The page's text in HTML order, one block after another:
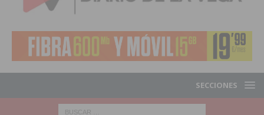
SECCIONES